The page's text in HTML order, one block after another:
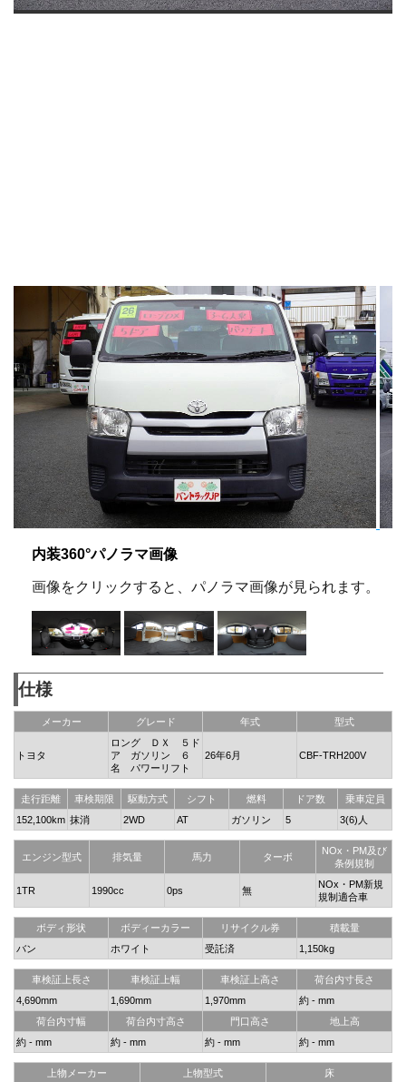
内装360°パノラマ画像
画像をクリックすると、パノラマ画像が見られます。
仕様
メーカー グレード 年式 型式
トヨタ
ロング ＤＸ ５ド
ア ガソリン ６
名 パワーリフト
26年6月 CBF-TRH200V
走行距離 車検期限 駆動方式 シフト 燃料 ドア数
乗車定員
152,100km 抹消 2WD AT ガソリン 5 3(6)人
エンジン型式 排気量 馬力 ターボ
NOx・PM及び
条例規制
1TR 1990cc 0ps 無
NOx・PM新規
規制適合車
ボディ形状 ボディーカラー リサイクル券
積載量
バン
ホワイト 受託済 1,150kg
車検証上長さ 車検証上幅 車検証上高さ
荷台内寸長さ
4,690mm
1,690mm 1,970mm
約 - mm
荷台内寸幅
荷台内寸高さ 門口高さ
地上高
約 - mm
約 - mm 約 - mm 約 - mm
上物メーカー 上物型式 床